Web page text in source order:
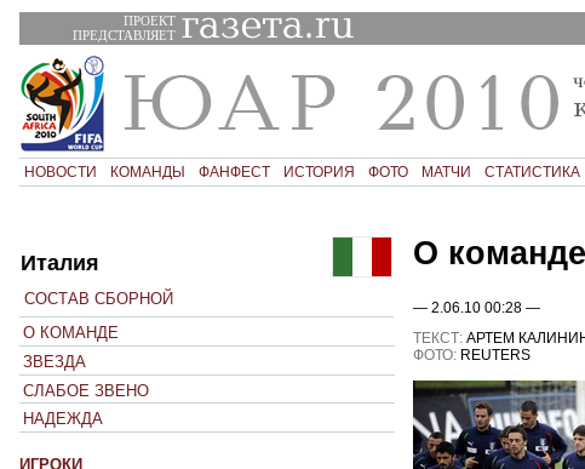
ПРОЕКТ
ПРЕДСТАВЛЯЕТ
НОВОСТИ КОМАНДЫ ФАНФЕСТ ИСТОРИЯ ФОТО МАТЧИ СТАТИСТИКА
О команде
— 2.06.10 00:28 —
ТЕКСТ:АРТЕМ
ФОТО:REUTERS
Италия
СОСТАВ СБОРНОЙ
О КОМАНДЕ
ЗВЕЗДА
СЛАБОЕ ЗВЕНО
НАДЕЖДА
ИГРОКИ